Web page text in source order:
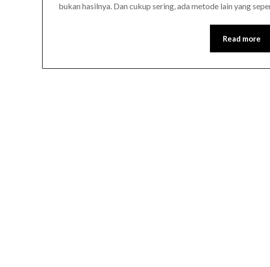
bukan hasilnya. Dan cukup sering, ada metode lain yang
Read more